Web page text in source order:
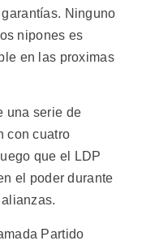
Ninguno
nipones es
en las proximas
una serie de
con cuatro
que el LDP
el poder durante
Partido